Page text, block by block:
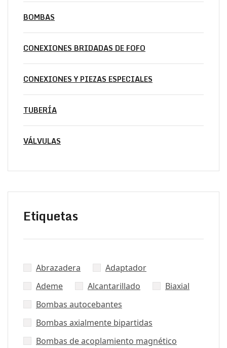
BOMBAS
CONEXIONES BRIDADAS DE FOFO
CONEXIONES Y PIEZAS ESPECIALES
TUBERÍA
VÁLVULAS
Etiquetas
Abrazadera
Adaptador
Ademe
Alcantarillado
Biaxial
Bombas autocebantes
Bombas axialmente bipartidas
Bombas de acoplamiento magnético